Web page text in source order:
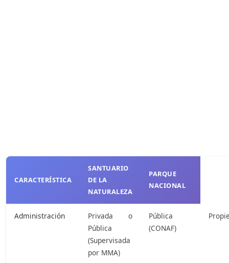
CARACTERÍSTICA
SANTUARIO
DE LA
NATURALEZA
PARQUE
NACIONAL
Administración
Privada o
Pública
(Supervisada
por MMA)
Pública
(CONAF)